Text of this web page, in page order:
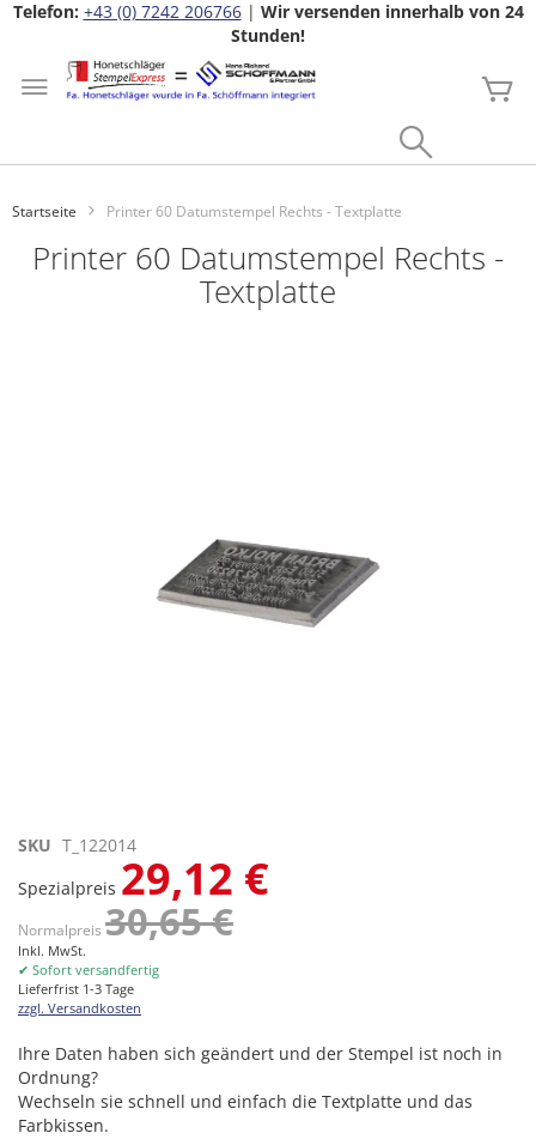
Telefon: +43 (0) 7242 206766| Wir versenden innerhalb von 24
Stunden!
Zum
Inhalt
springen
Startseite Printer 60 Datumstempel Rechts - Textplatte
Printer 60 Datumstempel Rechts -
Textplatte
Zum
der
springen
SKU T_122014
Spezialpreis 29,12 €
Normalpreis 30,65 €
Inkl. MwSt.
✔ Sofort versandfertig
Lieferfrist 1-3 Tage
zzgl. Versandkosten
Ihre Daten haben sich geändert und der Stempel ist noch in
Ordnung?
Wechseln sie schnell und einfach die Textplatte und das
Farbkissen.